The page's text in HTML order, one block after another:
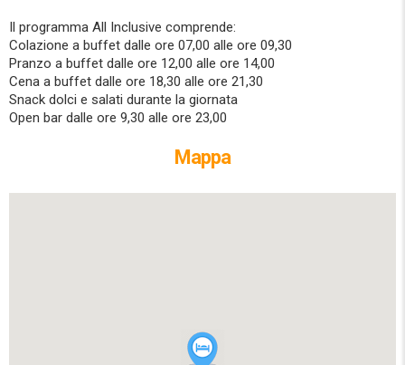
Il programma All Inclusive comprende:
Colazione a buffet dalle ore 07,00 alle ore 09,30
Pranzo a buffet dalle ore 12,00 alle ore 14,00
Cena a buffet dalle ore 18,30 alle ore 21,30
Snack dolci e salati durante la giornata
Open bar dalle ore 9,30 alle ore 23,00
Mappa